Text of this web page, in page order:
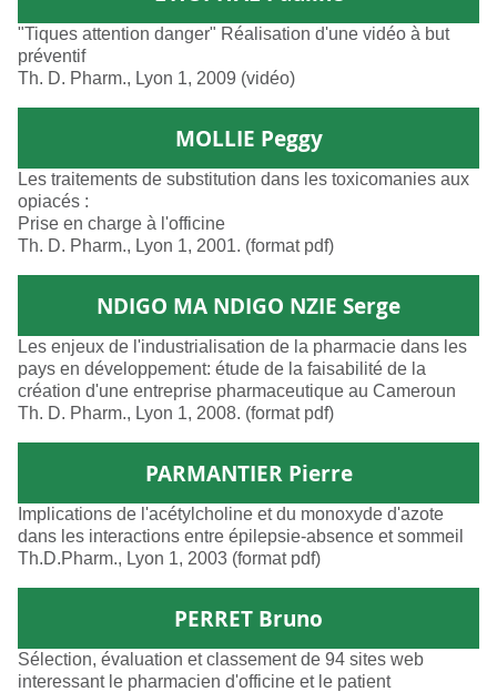
"Tiques attention danger" Réalisation d'une vidéo à but
préventif
Th. D. Pharm., Lyon 1, 2009 (vidéo)
MOLLIE Peggy
Les traitements de substitution dans les toxicomanies aux
opiacés :
Prise en charge à l'officine
Th. D. Pharm., Lyon 1, 2001. (format pdf)
NDIGO MA NDIGO NZIE Serge
Les enjeux de l'industrialisation de la pharmacie dans les
pays en développement: étude de la faisabilité de la
création d'une entreprise pharmaceutique au Cameroun
Th. D. Pharm., Lyon 1, 2008. (format pdf)
PARMANTIER Pierre
Implications de l'acétylcholine et du monoxyde d'azote
dans les interactions entre épilepsie-absence et sommeil
Th.D.Pharm., Lyon 1, 2003 (format pdf)
PERRET Bruno
Sélection, évaluation et classement de 94 sites web
interessant le pharmacien d'officine et le patient